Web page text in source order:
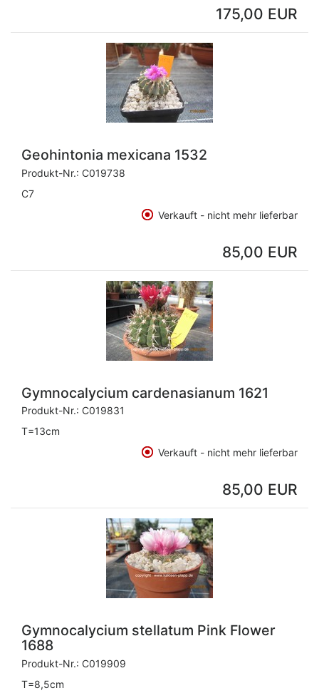
175,00 EUR
Geohintonia mexicana 1532
Produkt-Nr.: C019738
C7
Verkauft - nicht mehr lieferbar
85,00 EUR
Gymnocalycium cardenasianum 1621
Produkt-Nr.: C019831
T=13cm
Verkauft - nicht mehr lieferbar
85,00 EUR
Gymnocalycium stellatum Pink Flower
1688
Produkt-Nr.: C019909
T=8,5cm